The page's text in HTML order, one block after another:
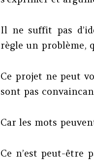
Il ne suffit pas
règle un problème,
Ce projet ne peut
sont pas
Car les mots
Ce n’est peut-être